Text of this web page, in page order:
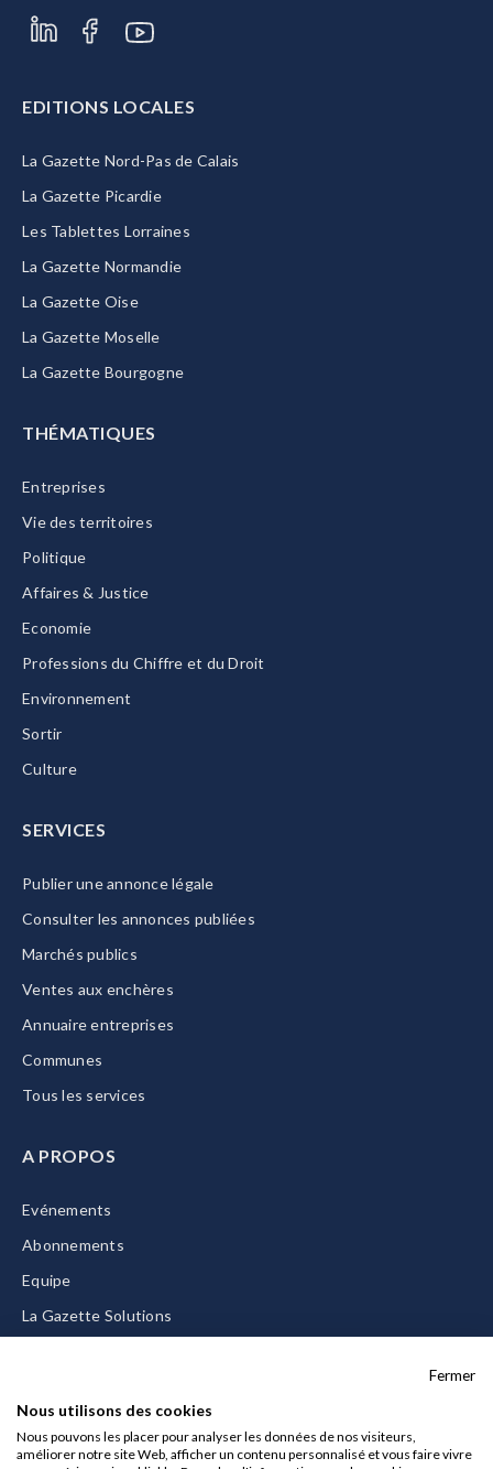
EDITIONS LOCALES
La Gazette Nord-Pas de Calais
La Gazette Picardie
Les Tablettes Lorraines
La Gazette Normandie
La Gazette Oise
La Gazette Moselle
La Gazette Bourgogne
THÉMATIQUES
Entreprises
Vie des territoires
Politique
Affaires & Justice
Economie
Professions du Chiffre et du Droit
Environnement
Sortir
Culture
SERVICES
Publier une annonce légale
Consulter les annonces publiées
Marchés publics
Ventes aux enchères
Annuaire entreprises
Communes
Tous les services
A PROPOS
Evénements
Abonnements
Equipe
La Gazette Solutions
Mentions légales
Fermer
Nous utilisons des cookies
Nous pouvons les placer pour analyser les données de nos visiteurs,
améliorer notre site Web, afficher un contenu personnalisé et vous faire vivre